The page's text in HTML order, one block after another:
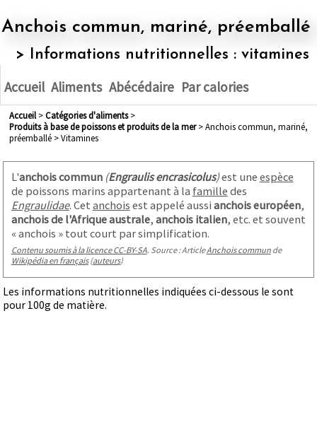
Anchois commun, mariné, préemballé
> Informations nutritionnelles : vitamines
Accueil Aliments Abécédaire Par calories
Accueil> Catégories d'aliments>
produits à base de poissons et produits de la mer> Anchois commun, mariné,
préemballé > Vitamines
L'anchois commun (Engraulis encrasicolus)est une espèce
de poissons marins appartenant à la famille des
Engraulidae. Cet anchois est appelé aussi anchois européen,
anchois de l'Afrique australe, anchois italien, etc. et souvent
« anchois » tout court par simplification.
Contenu soumis à la licence CC-BY-SA. Source : ArticleAnchois communde
Wikipédia en français(auteurs)
Les informations nutritionnelles indiquées ci-dessous le sont
pour 100g de matière.